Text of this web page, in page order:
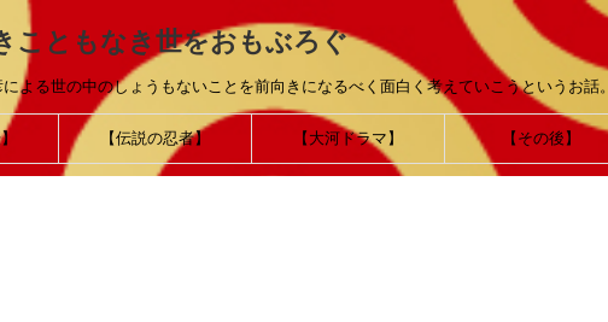
こともなき世をおもぶろぐ
よる世の中のしょうもないことを前向きになるべく面白く考えていこうというお話。
【伝説の忍者】 【大河ドラマ】 【その後】